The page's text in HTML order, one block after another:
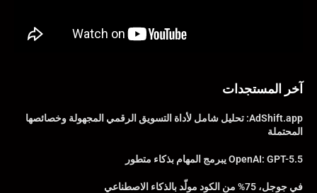
آخر المستجدات
AdShift.app: تحليل شامل لأداة التسويق الرقمي المجهولة وخصائصها
المحتملة
OpenAI: GPT-5.5 يبرمج المهام بذكاء متطور
في جوجل، 75% من الكود مولّد بالذكاء الاصطناعي